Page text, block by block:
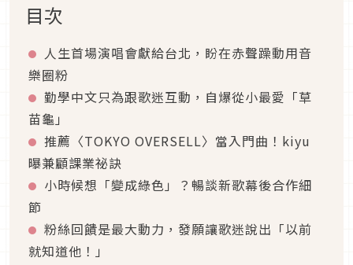
目次
人生首場演唱會獻給台北，盼在赤聲躁動用音
樂圈粉
勤學中文只為跟歌迷互動，自爆從小最愛「草
苗龜」
推薦〈TOKYO OVERSELL〉當入門曲！kiyu
曝兼顧課業祕訣
小時候想「變成綠色」？暢談新歌幕後合作細
節
粉絲回饋是最大動力，發願讓歌迷說出「以前
就知道他！」